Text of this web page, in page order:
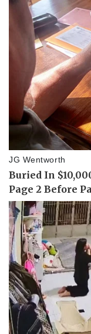
Kinh tế
Bất động sản
Khởi nghiệp